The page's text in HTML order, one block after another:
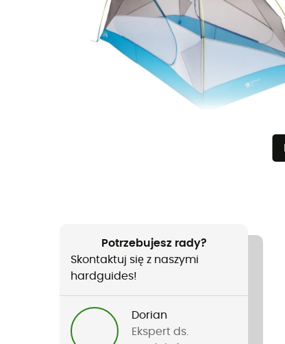
Potrzebujesz rady?
Skontaktuj się z naszymi
hardguides!
Dorian
Ekspert ds.